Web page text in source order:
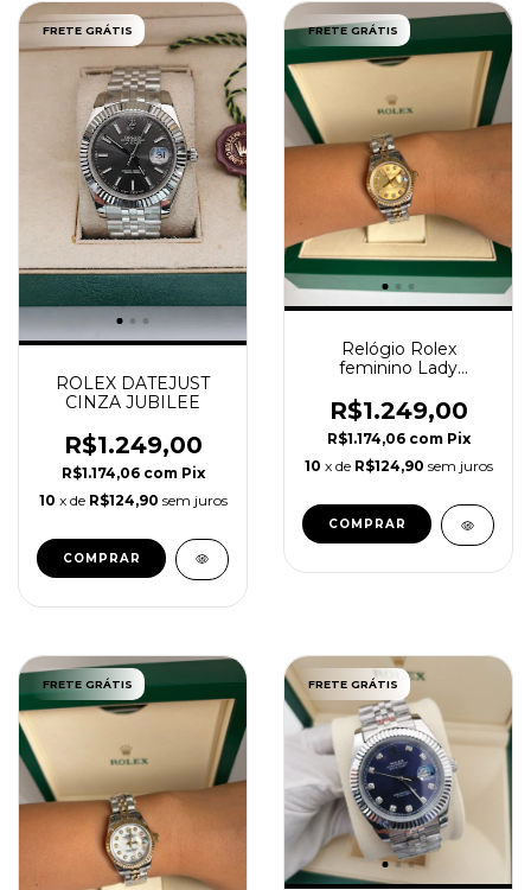
FRETE GRÁTIS
ROLEX DATEJUST
CINZA JUBILEE
R$1.249,00
R$1.174,06 com Pix
10 x de R$124,90 sem juros
FRETE GRÁTIS
Relógio Rolex
feminino Lady
Dourado 28mm
R$1.249,00
R$1.174,06 com Pix
10 x de R$124,90 sem juros
FRETE GRÁTIS FRETE GRÁTIS